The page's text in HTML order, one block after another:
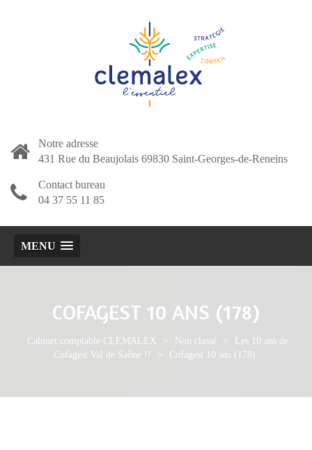
Notre adresse
431 Rue du Beaujolais 69830 Saint-Georges-de-Reneins
Contact bureau
04 37 55 11 85
MENU
COFAGEST 10 ANS (178)
Cabinet comptable CLEMALEX > Non classé >
Les 10 ans de
Cofagest Val de Saône !!
> Cofagest 10 ans (178)